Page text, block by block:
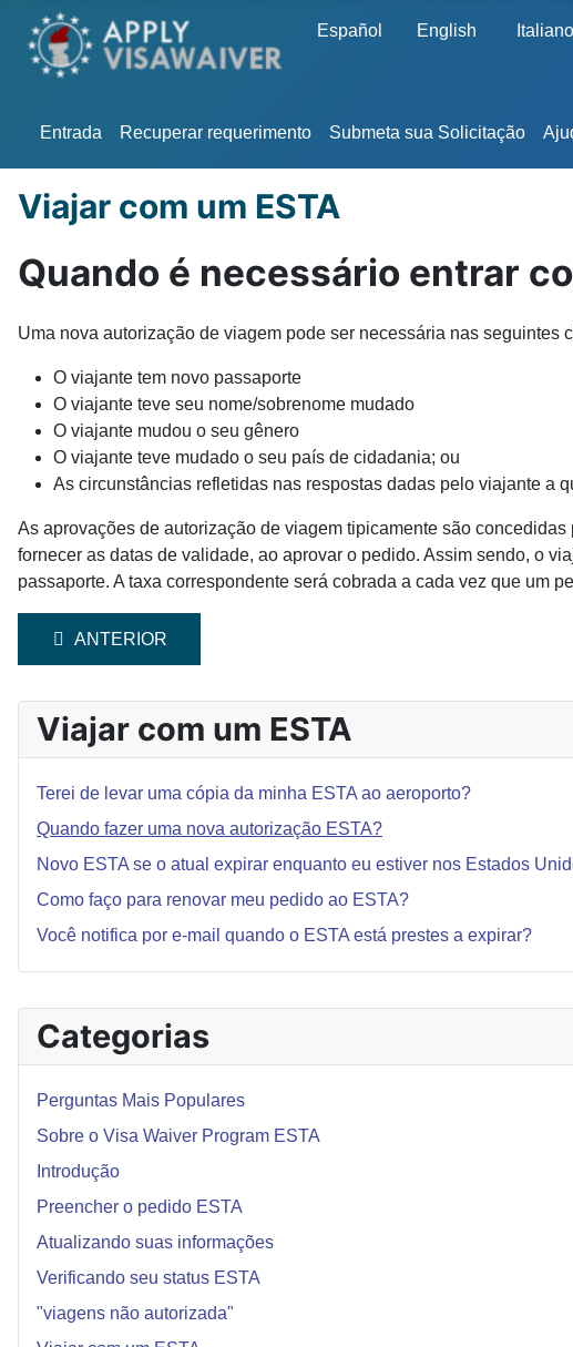
Escolha o seu idioma
Español English Italiano
Entrada Recuperar requerimento Submeta sua Solicitação
Categorias
Perguntas Mais Populares
Sobre o Visa Waiver Program ESTA
Introdução
Preencher o pedido ESTA
Atualizando suas informações
Verificando seu status ESTA
"viagens não autorizada"
Viajar com um ESTA
Quando é necessário entrar
Uma nova autorização de viagem pode ser necessária nas seguintes
O viajante tem novo passaporte
O viajante teve seu nome/sobrenome mudado
O viajante mudou o seu gênero
O viajante teve mudado o seu país de cidadania; ou
As circunstâncias refletidas nas respostas dadas pelo viajante a
As aprovações de autorização de viagem tipicamente são
fornecer as datas de validade, ao aprovar o pedido. Assim sendo, o
passaporte. A taxa correspondente será cobrada a cada vez que um
ARTIGO ANTERIOR: TEREI DE LEVAR UMA CÓPIA DA MINHA
ANTERIOR
Viajar com um ESTA
Terei de levar uma cópia da minha ESTA ao aeroporto?
Quando fazer uma nova autorização ESTA?
Novo ESTA se o atual expirar enquanto eu estiver nos Estados
Como faço para renovar meu pedido ao ESTA?
Você notifica por e-mail quando o ESTA está prestes a expirar?